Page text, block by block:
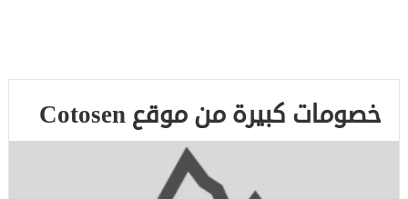
خصومات كبيرة من موقع Cotosen